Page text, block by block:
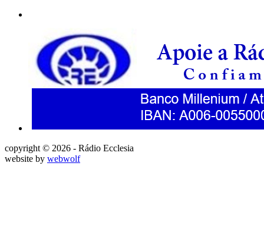
copyright © 2026 - Rádio Ecclesia
website by webwolf